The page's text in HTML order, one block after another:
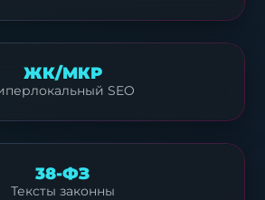
ЖК/МКР
SEO
38-ФЗ
Тексты законны